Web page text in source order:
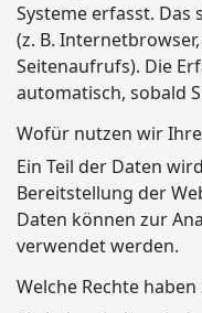
Systeme erfasst. Das
(z. B.
Seitenaufrufs). Die
automatisch, sobald
Wofür nutzen wir
Ein Teil der Daten
Bereitstellung der
Daten können zur
verwendet werden.
Welche Rechte